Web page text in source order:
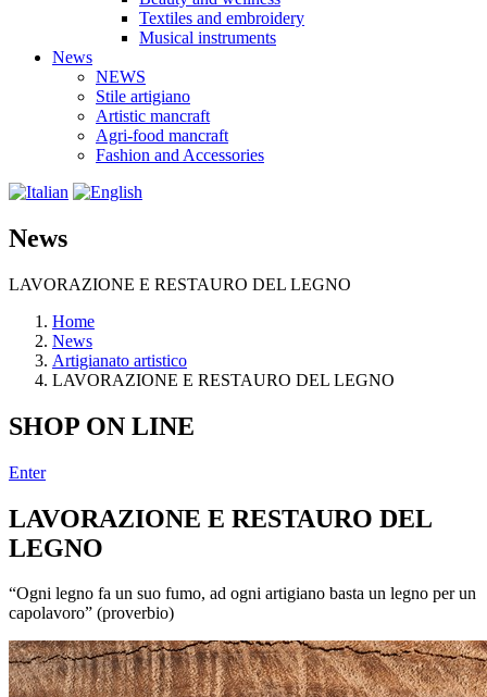
Textiles and embroidery
Musical instruments
News
NEWS
Stile artigiano
Artistic mancraft
Agri-food mancraft
Fashion and Accessories
News
LAVORAZIONE E RESTAURO DEL LEGNO
Home
News
Artigianato artistico
LAVORAZIONE E RESTAURO DEL LEGNO
SHOP ON LINE
Enter
LAVORAZIONE E RESTAURO DEL
LEGNO
“Ogni legno fa un suo fumo, ad ogni artigiano basta un legno per un
capolavoro” (proverbio)